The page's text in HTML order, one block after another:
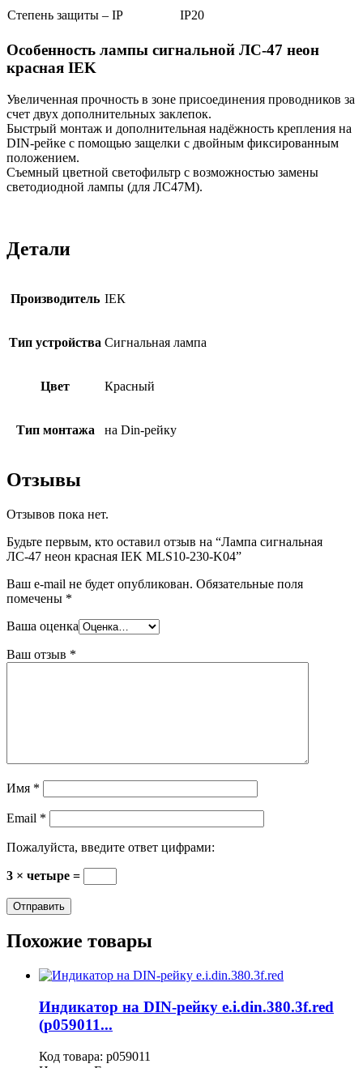
Степень защиты – IP
IP20
Особенность лампы сигнальной ЛС-47 неон
красная IEK
Увеличенная прочность в зоне присоединения проводников за
счет двух дополнительных заклепок.
Быстрый монтаж и дополнительная надёжность крепления на
DIN-рейке с помощью защелки с двойным фиксированным
положением.
Съемный цветной светофильтр с возможностью замены
светодиодной лампы (для ЛС47М).
Детали
Производитель ІЕК
Тип устройства Сигнальная лампа
Цвет Красный
Тип монтажа на Din-рейку
Отзывы
Отзывов пока нет.
Будьте первым, кто оставил отзыв на “Лампа сигнальная
ЛС-47 неон красная IEK MLS10-230-K04”
Ваш e-mail не будет опубликован. Обязательные поля
помечены *
Ваша оценка
Ваш отзыв *
Имя *
Email *
Пожалуйста, введите ответ цифрами:
3 × четыре =
Похожие товары
Индикатор на DIN-рейку e.i.din.380.3f.red
(p059011...
Код товара: p059011